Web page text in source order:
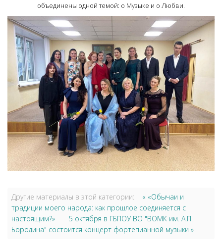
объединены одной темой: о Музыке и о Любви.
Другие материалы в этой категории:
« «Обычаи и
традиции моего народа: как прошлое соединяется с
настоящим?»
5 октября в ГБПОУ ВО "ВОМК им. А.П.
Бородина" состоится концерт фортепианной музыки »